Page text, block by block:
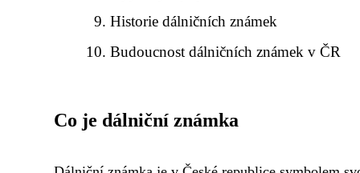
Historie dálničních známek
Budoucnost dálničních známek v ČR
Co je dálniční známka